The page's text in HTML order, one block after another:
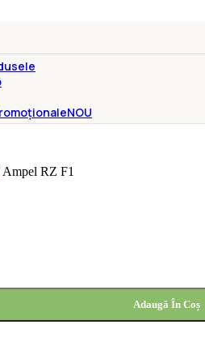
NOU
Ampel RZ F1
Adaugă În Coș